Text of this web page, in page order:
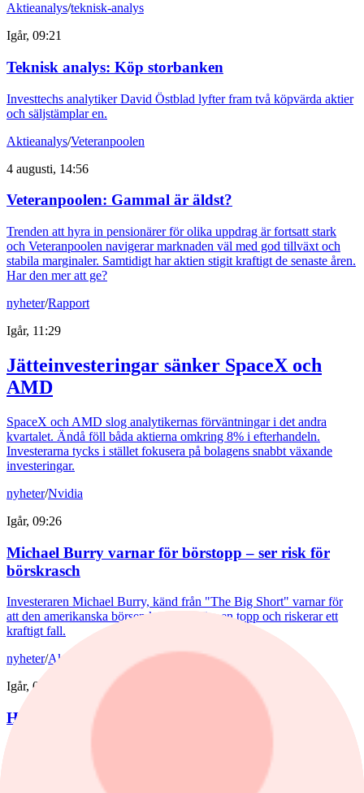
Aktieanalys/teknisk-analys
Igår, 09:21
Teknisk analys: Köp storbanken
Investtechs analytiker David Östblad lyfter fram två köpvärda aktier
och säljstämplar en.
Aktieanalys/Veteranpoolen
4 augusti, 14:56
Veteranpoolen: Gammal är äldst?
Trenden att hyra in pensionärer för olika uppdrag är fortsatt stark
och Veteranpoolen navigerar marknaden väl med god tillväxt och
stabila marginaler. Samtidigt har aktien stigit kraftigt de senaste åren.
Har den mer att ge?
nyheter/Rapport
Igår, 11:29
Jätteinvesteringar sänker SpaceX och
AMD
SpaceX och AMD slog analytikernas förväntningar i det andra
kvartalet. Ändå föll båda aktierna omkring 8% i efterhandeln.
Investerarna tycks i stället fokusera på bolagens snabbt växande
investeringar.
nyheter/Nvidia
Igår, 09:26
Michael Burry varnar för börstopp – ser risk för
börskrasch
Investeraren Michael Burry, känd från "The Big Short" varnar för
att den amerikanska börsen kan vara nära en topp och riskerar ett
kraftigt fall.
nyheter/Aktierekommendationer
Igår, 07:47
Höjda riktkurser för Asmodee